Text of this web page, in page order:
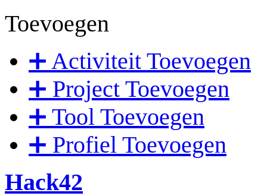
Toevoegen
➕ Activiteit Toevoegen
➕ Project Toevoegen
➕ Tool Toevoegen
➕ Profiel Toevoegen
Hack42